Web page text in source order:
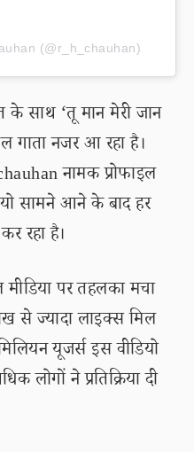
(@r_h_chauhan)
के साथ ‘तू मान मेरी जान
गाता नजर आ रहा है।
नामक प्रोफाइल
सामने आने के बाद हर
रहा है।
पर तहलका मचा
से ज्यादा लाइक्स मिल
यूजर्स इस वीडियो
ने प्रतिक्रिया दी